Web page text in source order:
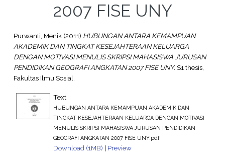
2007 FISE UNY
Purwanti, Menik(2011) HUBUNGAN ANTARA KEMAMPUAN
AKADEMIK DAN TINGKAT KESEJAHTERAAN KELUARGA
DENGAN MOTIVASI MENULIS SKRIPSI MAHASISWA JURUSAN
PENDIDIKAN GEOGRAFI ANGKATAN 2007 FISE UNY.S1 thesis,
Fakultas Ilmu Sosial.
Text
HUBUNGAN ANTARA KEMAMPUAN AKADEMIK DAN
TINGKAT KESEJAHTERAAN KELUARGA DENGAN MOTIVASI
MENULIS SKRIPSI MAHASISWA JURUSAN PENDIDIKAN
GEOGRAFI ANGKATAN 2007 FISE UNY.pdf
Download (1MB) | Preview